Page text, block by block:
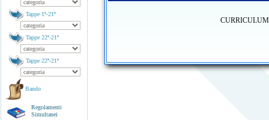
Tappe 1ª-21ª
Tappe 22ª-21ª
Tappe 22ª-21ª
Bando
Regolamenti
Simultanei
CURRICULUM